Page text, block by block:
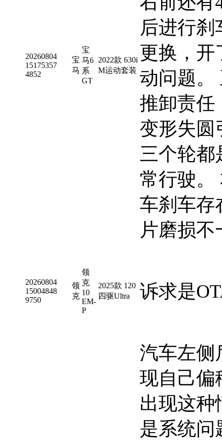
20260804
15175357
4852
宝
马
宝
马6
系
GT
2022款 630i
M运动套装
后进行刹
更换，开
动问题。
推卸责任
变形失圆
三个轮都
常行驶。
车刹车存
片磨损不
20260804
15004848
9750
领
克
领
克
10
EM-
P
2025款 120
四驱Ultra
诉求是
汽车左侧
现自己偏
出现这种
是系统问